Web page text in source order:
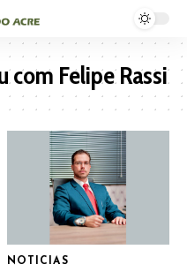
com Felipe Rassi
NOTICIAS